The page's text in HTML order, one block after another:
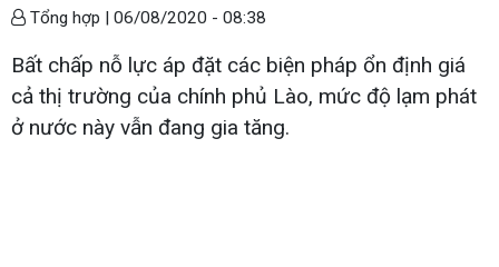
Tổng hợp | 06/08/2020 - 08:38
Bất chấp nỗ lực áp đặt các biện pháp ổn định giá
cả thị trường của chính phủ Lào, mức độ lạm phát
ở nước này vẫn đang gia tăng.